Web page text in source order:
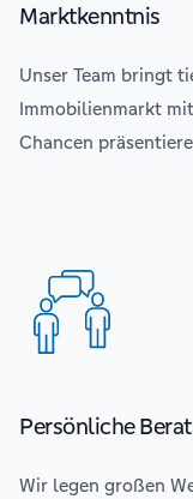
Marktkenntnis
Unser Team bringt
Immobilienmarkt
Chancen
Persönliche
Wir legen großen